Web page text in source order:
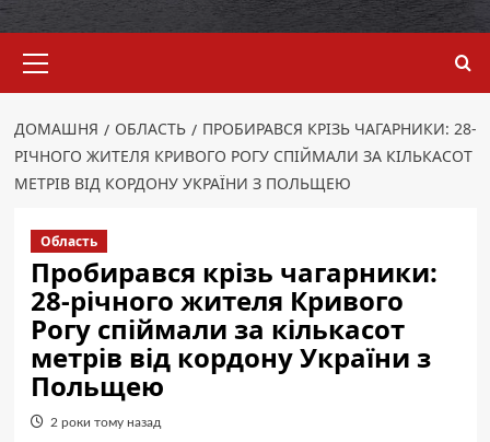
меню
ДОМАШНЯ ОБЛАСТЬ
ПРОБИРАВСЯ КРІЗЬ ЧАГАРНИКИ: 28-
РІЧНОГО ЖИТЕЛЯ КРИВОГО РОГУ СПІЙМАЛИ ЗА КІЛЬКАСОТ
МЕТРІВ ВІД КОРДОНУ УКРАЇНИ З ПОЛЬЩЕЮ
Область
Пробирався крізь чагарники:
28-річного жителя Кривого
Рогу спіймали за кількасот
метрів від кордону України з
Польщею
2 роки тому назад